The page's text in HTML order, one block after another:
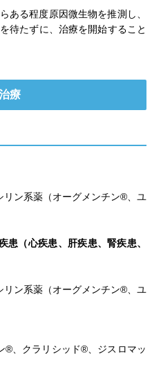
ある程度原因微生物を推測し、
待たずに、治療を開始すること
療
リン系薬（オーグメンチン®、ユ
患（心疾患、肝疾患、腎疾患、
リン系薬（オーグメンチン®、ユ
®、クラリシッド®、ジスロマッ